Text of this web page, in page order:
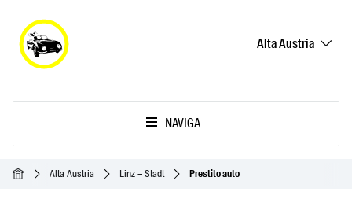
Alta Austria
NAVIGA
Home Alta Austria Linz – Stadt Prestito auto